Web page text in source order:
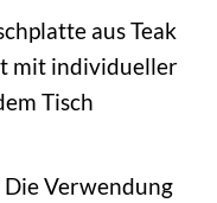
aus Teak
mit individueller
Tisch
Die Verwendung